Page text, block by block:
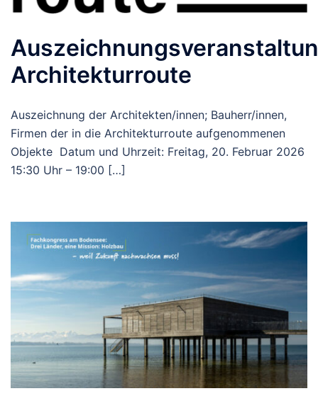
Architekturroute
Auszeichnung der Architekten/innen; Bauherr/innen,
Firmen der in die Architekturroute aufgenommenen
Objekte Datum und Uhrzeit: Freitag, 20. Februar 2026
15:30 Uhr – 19:00 […]